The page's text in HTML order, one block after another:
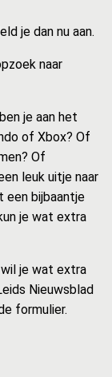
je dan nu aan.
naar
je aan het
of Xbox? Of
Of
leuk uitje naar
een bijbaantje
je wat extra
je wat extra
Nieuwsblad
formulier.